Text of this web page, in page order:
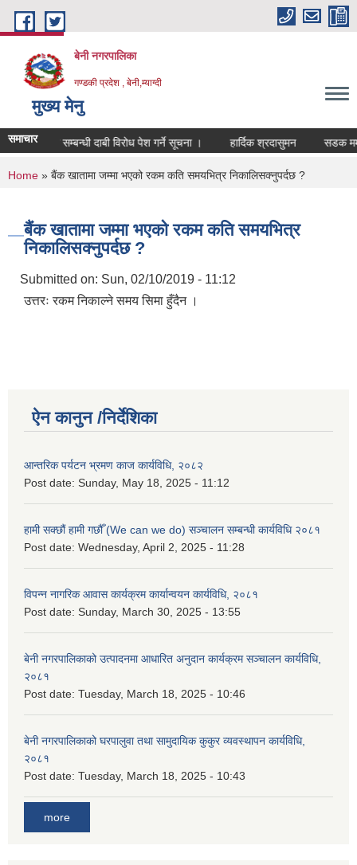
Skip to main content
बेनी नगरपालिका
गण्डकी प्रदेश , बेनी,म्याग्दी
मुख्य मेनु
समाचार
दर्ता खारेजी सम्बन्धी दाबी विरोध पेश गर्ने सूचना । हार्दिक श्रदासुमन सडक
You are here
Home » बैंक खातामा जम्मा भएको रकम कति समयभित्र निकालिसक्नुपर्दछ ?
बैंक खातामा जम्मा भएको रकम कति समयभित्र
निकालिसक्नुपर्दछ ?
Submitted on: Sun, 02/10/2019 - 11:12
उत्तरः रकम निकाल्ने समय सिमा हुँदैन ।
ऐन कानुन /निर्देशिका
आन्तरिक पर्यटन भ्रमण काज कार्यविधि, २०८२
Post date: Sunday, May 18, 2025 - 11:12
हामी सक्छौं हामी गछौँ (We can we do) सञ्चालन सम्बन्धी कार्यविधि २०८१
Post date: Wednesday, April 2, 2025 - 11:28
विपन्न नागरिक आवास कार्यक्रम कार्यान्वयन कार्यविधि, २०८१
Post date: Sunday, March 30, 2025 - 13:55
बेनी नगरपालिकाको उत्पादनमा आधारित अनुदान कार्यक्रम सञ्‍चालन कार्यविधि,
२०८१
Post date: Tuesday, March 18, 2025 - 10:46
बेनी नगरपालिकाको घरपालुवा तथा सामुदायिक कुकुर व्यवस्थापन कार्यविधि,
२०८१
Post date: Tuesday, March 18, 2025 - 10:43
more